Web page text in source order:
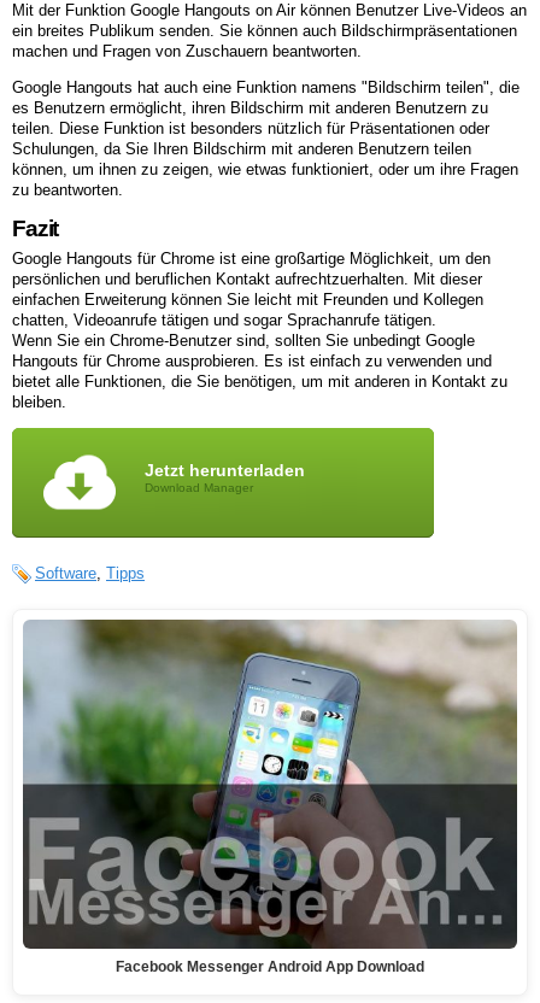
Mit der Funktion Google Hangouts on Air können Benutzer Live-Videos an
ein breites Publikum senden. Sie können auch Bildschirmpräsentationen
machen und Fragen von Zuschauern beantworten.
Google Hangouts hat auch eine Funktion namens "Bildschirm teilen", die
es Benutzern ermöglicht, ihren Bildschirm mit anderen Benutzern zu
teilen. Diese Funktion ist besonders nützlich für Präsentationen oder
Schulungen, da Sie Ihren Bildschirm mit anderen Benutzern teilen
können, um ihnen zu zeigen, wie etwas funktioniert, oder um ihre Fragen
zu beantworten.
Fazit
Google Hangouts für Chrome ist eine großartige Möglichkeit, um den
persönlichen und beruflichen Kontakt aufrechtzuerhalten. Mit dieser
einfachen Erweiterung können Sie leicht mit Freunden und Kollegen
chatten, Videoanrufe tätigen und sogar Sprachanrufe tätigen.
Wenn Sie ein Chrome-Benutzer sind, sollten Sie unbedingt Google
Hangouts für Chrome ausprobieren. Es ist einfach zu verwenden und
bietet alle Funktionen, die Sie benötigen, um mit anderen in Kontakt zu
bleiben.
Jetzt herunterladen
Download Manager
Software Tipps
Facebook Messenger Android App Download